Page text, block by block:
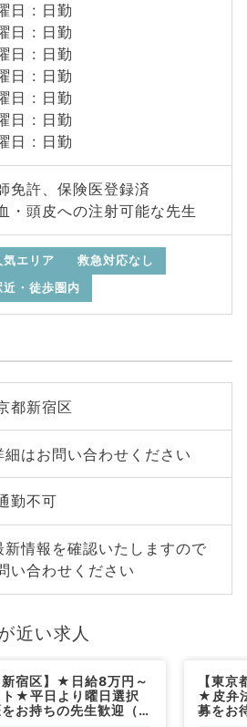
日 : 日勤
日 : 日勤
日 : 日勤
日 : 日勤
日 : 日勤
日 : 日勤
日 : 日勤
免許、保険医登録済
・頭皮への注射可能な先生
気エリア
救急対応なし
近・徒歩圏内
都新宿区
細はお問い合わせください
勤不可
新情報を確認いたしますので
い合わせください
近い求人
新宿区】★日給8万円～
★平日より曜日選択
お持ちの先生歓迎（形
【東
★皮弁
募をお